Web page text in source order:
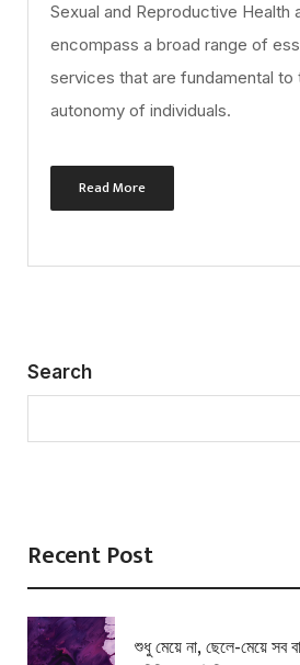
Sexual and Reproductive Health
encompass a broad range of
services that are fundamental to
autonomy of individuals.
Read More
Search
Recent Post
শুধু মেয়ে না, ছেলে-মেয়ে সব